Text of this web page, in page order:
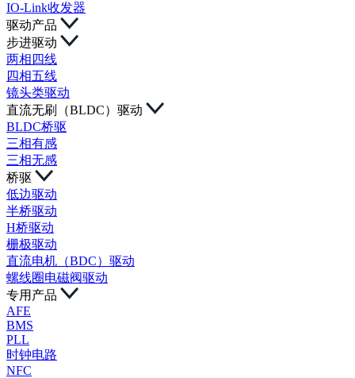
IO-Link收发器
驱动产品
步进驱动
两相四线
四相五线
镜头类驱动
直流无刷（BLDC）驱动
BLDC桥驱
三相有感
三相无感
桥驱
低边驱动
半桥驱动
H桥驱动
栅极驱动
直流电机（BDC）驱动
螺线圈电磁阀驱动
专用产品
AFE
BMS
PLL
时钟电路
NFC